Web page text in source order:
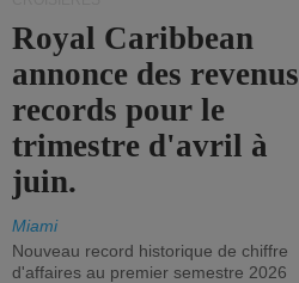
Royal Caribbean
annonce des revenus
records pour le
trimestre d'avril à
juin.
Miami
Nouveau record historique de chiffre
d'affaires au premier semestre 2026